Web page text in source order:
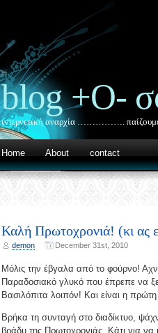
blog +Ο-
ιντερνετική αναρχία ……………. παίζουμε
Home About contact
Καλή Πρωτοχρονιά! (κι ας
demon December 31st, 2010
Μόλις την έβγαλα από το φούρνο!
Παραδοσιακό γλυκό που έπρεπε να
Βασιλόπιτα λοιπόν! Και είναι η
Βρήκα τη συνταγή στο διαδίκτυο,
βράδυ της Πρωτοχρονιάς. Κάτι για